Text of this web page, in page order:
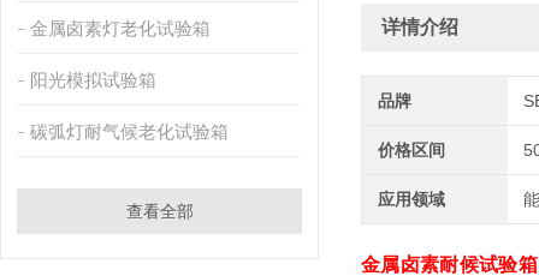
金属卤素灯老化试验箱
阳光模拟试验箱
碳弧灯耐气候老化试验箱
查看全部
详情介绍
品牌
价格区间
应用领域
金属卤素耐候试验箱